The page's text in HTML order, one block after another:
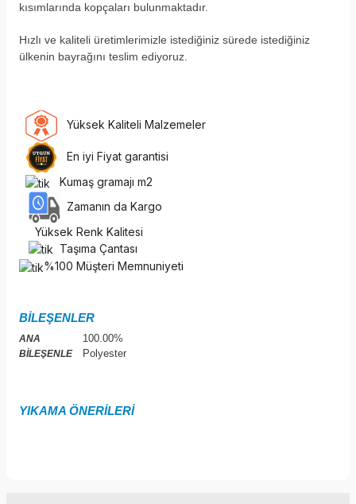
kısımlarında kopçaları bulunmaktadır.
Hızlı ve kaliteli üretimlerimizle istediğiniz sürede istediğiniz
ülkenin bayrağını teslim ediyoruz.
Yüksek Kaliteli Malzemeler
En iyi Fiyat garantisi
Kumaş gramajı m2
Zamanın da Kargo
Yüksek Renk Kalitesi
Taşıma Çantası
%100 Müşteri Memnuniyeti
BİLEŞENLER
ANA
BİLEŞENLE
100.00%
Polyester
YIKAMA ÖNERİLERİ